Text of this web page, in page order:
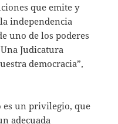
que emite y
independencia
uno de los poderes
Judicatura
democracia”,
es un privilegio, que
adecuada